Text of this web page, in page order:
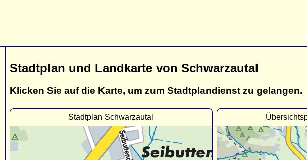
Stadtplan und Landkarte von Schwarzautal
Klicken Sie auf die Karte, um zum Stadtplandienst zu gelangen.
Stadtplan Schwarzautal